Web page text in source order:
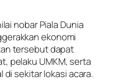
nobar Piala Dunia
ekonomi
tersebut dapat
pelaku UMKM, serta
sekitar lokasi acara.